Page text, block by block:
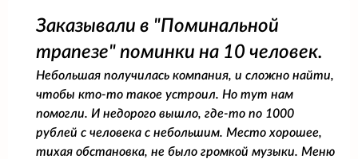
Заказывали в "Поминальной
трапезе" поминки на 10 человек.
Небольшая получилась компания, и сложно найти,
чтобы кто-то такое устроил. Но тут нам
помогли. И недорого вышло, где-то по 1000
рублей с человека с небольшим. Место хорошее,
тихая обстановка, не было громкой музыки. Меню